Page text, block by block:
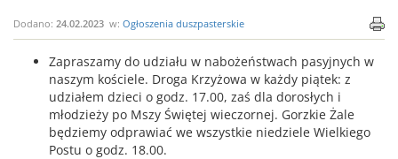
Dodano: 24.02.2023 w: Ogłoszenia duszpasterskie
Zapraszamy do udziału w nabożeństwach pasyjnych w
naszym kościele. Droga Krzyżowa w każdy piątek: z
udziałem dzieci o godz. 17.00, zaś dla dorosłych i
młodzieży po Mszy Świętej wieczornej. Gorzkie Żale
będziemy odprawiać we wszystkie niedziele Wielkiego
Postu o godz. 18.00.